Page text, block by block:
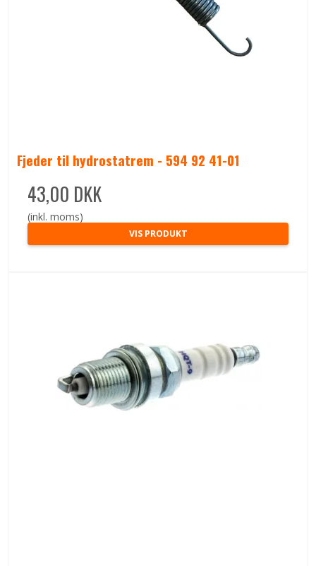
Fjeder til hydrostatrem - 594 92 41-01
43,00 DKK
(inkl. moms)
VIS PRODUKT